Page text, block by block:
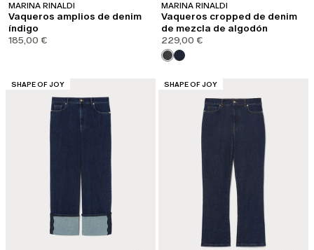
MARINA RINALDI
Vaqueros amplios de denim
índigo
185,00 €
MARINA RINALDI
Vaqueros cropped de denim
de mezcla de algodón
229,00 €
CATEGORÍA:
SHAPE OF JOY CATEGORÍA:
SHAPE OF JOY